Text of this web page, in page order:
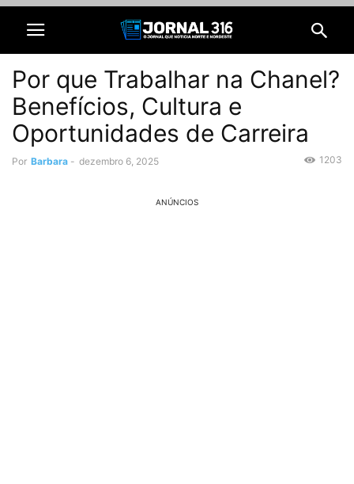
Por que Trabalhar na Chanel?
Benefícios, Cultura e
Oportunidades de Carreira
Por Barbara - dezembro 6, 2025 1203
ANÚNCIOS